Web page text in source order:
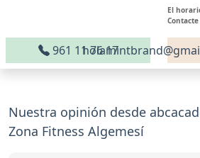
El
961 11 76 17
Nuestra opinión desde
Zona Fitness Algemesí